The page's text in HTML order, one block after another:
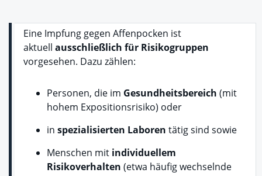
Eine Impfung gegen Affenpocken ist
aktuell ausschließlich für Risikogruppen
vorgesehen. Dazu zählen:
Personen, die im Gesundheitsbereich (mit
hohem Expositionsrisiko) oder
in spezialisierten Laboren tätig sind sowie
Menschen mit individuellem
Risikoverhalten (etwa häufig wechselnde